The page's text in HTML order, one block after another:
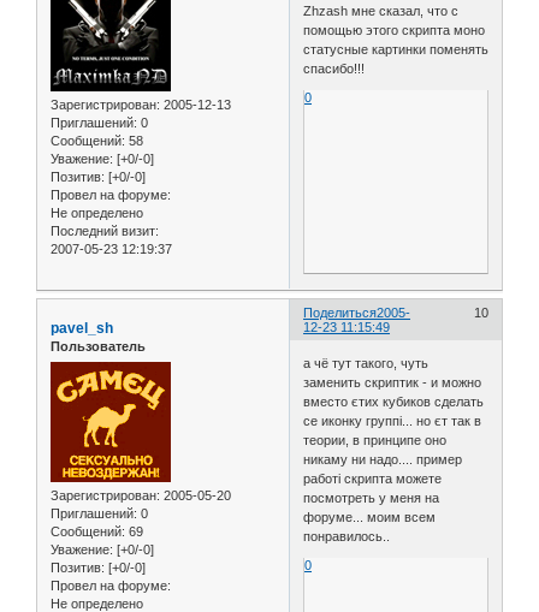
Зарегистрирован: 2005-12-13
Приглашений: 0
Сообщений: 58
Уважение: [+0/-0]
Позитив: [+0/-0]
Провел на форуме:
Не определено
Последний визит:
2007-05-23 12:19:37
Zhzash мне сказал, что с
помощью этого скрипта моно
статусные картинки поменять
спасибо!!!
0
Поделиться 10
2005-
12-23 11:15:49
pavel_sh
Пользователь
Зарегистрирован: 2005-05-20
Приглашений: 0
Сообщений: 69
Уважение: [+0/-0]
Позитив: [+0/-0]
Провел на форуме:
Не определено
а чё тут такого, чуть
заменить скриптик - и можно
вместо єтих кубиков сделать
се иконку группі... но єт так в
теории, в принципе оно
никаму ни надо.... пример
работі скрипта можете
посмотреть у меня на
форуме... моим всем
понравилось..
0